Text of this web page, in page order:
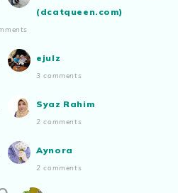
(dcatqueen.com)
ejulz
3 comments
Syaz Rahim
2 comments
Aynora
2 comments